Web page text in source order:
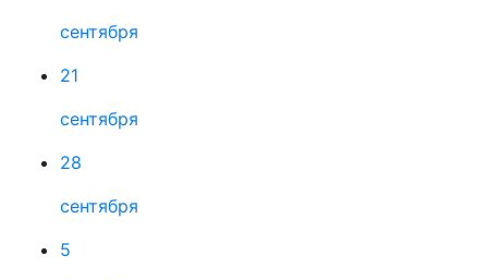
сентября
21
сентября
28
сентября
5